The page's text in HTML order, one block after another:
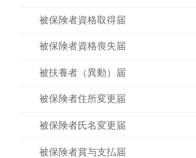
被保険者資格取得届
被保険者資格喪失届
被扶養者（異動）届
被保険者住所変更届
被保険者氏名変更届
被保険者賞与支払届